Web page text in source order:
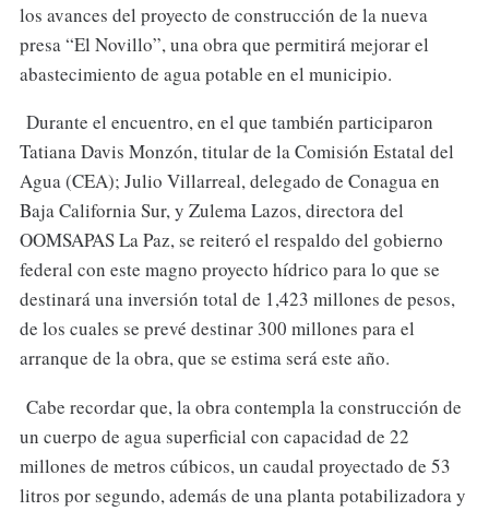
los avances del proyecto de construcción de la nueva
presa “El Novillo”, una obra que permitirá mejorar el
abastecimiento de agua potable en el municipio.
Durante el encuentro, en el que también participaron
Tatiana Davis Monzón, titular de la Comisión Estatal del
Agua (CEA); Julio Villarreal, delegado de Conagua en
Baja California Sur, y Zulema Lazos, directora del
OOMSAPAS La Paz, se reiteró el respaldo del gobierno
federal con este magno proyecto hídrico para lo que se
destinará una inversión total de 1,423 millones de pesos,
de los cuales se prevé destinar 300 millones para el
arranque de la obra, que se estima será este año.
Cabe recordar que, la obra contempla la construcción de
un cuerpo de agua superficial con capacidad de 22
millones de metros cúbicos, un caudal proyectado de 53
litros por segundo, además de una planta potabilizadora y